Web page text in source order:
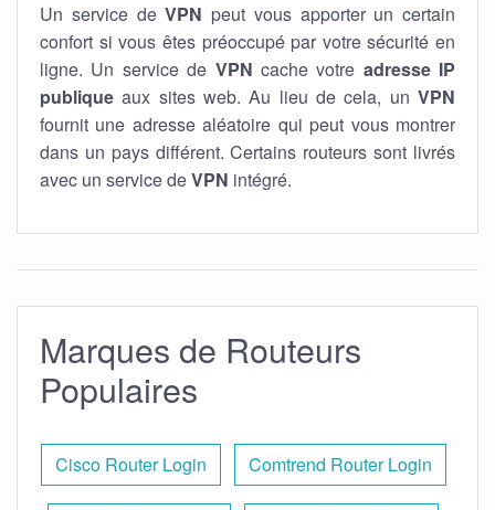
Un service deVPN peut vous apporter un certain
confort si vous êtes préoccupé par votre sécurité en
ligne. Un service de VPN cache votre adresse IP
publique aux sites web. Au lieu de cela, un VPN
fournit une adresse aléatoire qui peut vous montrer
dans un pays différent. Certains routeurs sont livrés
avec un service deVPN intégré.
Marques de Routeurs
Populaires
Cisco Router Login Comtrend Router Login